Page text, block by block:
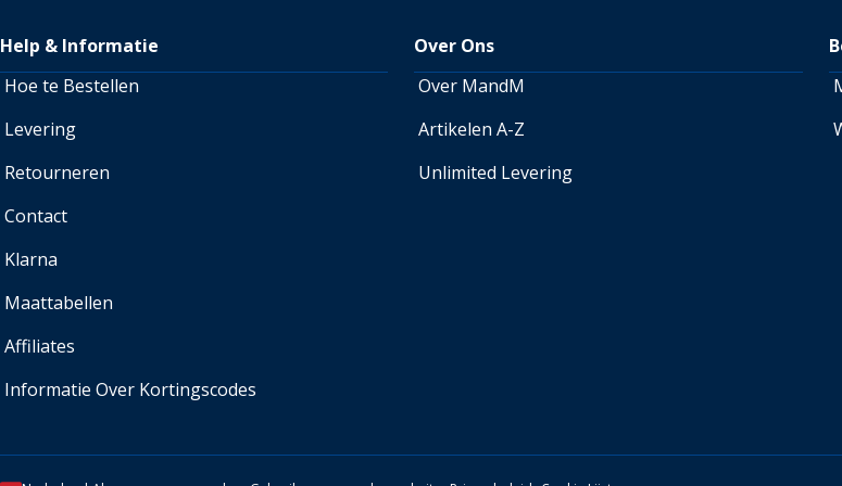
Help & Informatie
Hoe te Bestellen
Levering
Retourneren
Contact
Klarna
Maattabellen
Affiliates
Informatie Over Kortingscodes
Over Ons
Over MandM
Artikelen A-Z
Unlimited Levering